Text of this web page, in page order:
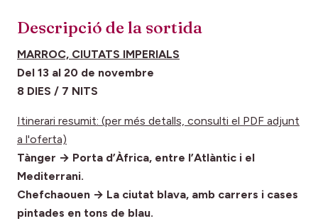
Descripció de la sortida
MARROC, CIUTATS IMPERIALS
Del 13 al 20 de novembre
8 DIES / 7 NITS
Itinerari resumit: (per més detalls, consulti el PDF adjunt
a l'oferta)
Tànger → Porta d’Àfrica, entre l’Atlàntic i el
Mediterrani.
Chefchaouen → La ciutat blava, amb carrers i cases
pintades en tons de blau.